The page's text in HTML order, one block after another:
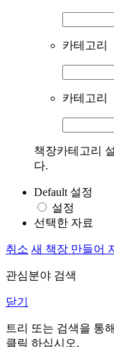
카테고리
카테고리
책장카테고리
다.
Default 설정
설정
선택한 자료
취소 새 책장 만들어
관심분야 검색
닫기
트리 또는 검색을 통
클릭 하십시오.